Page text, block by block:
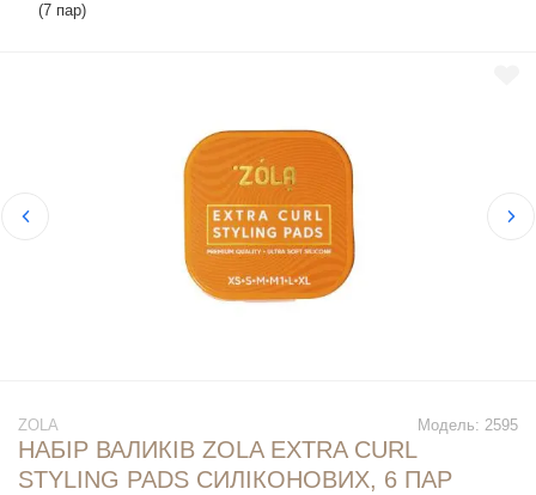
(7 пар)
Модель: 2595
ZOLA
НАБІР ВАЛИКІВ ZOLA EXTRA CURL
STYLING PADS СИЛІКОНОВИХ, 6 ПАР